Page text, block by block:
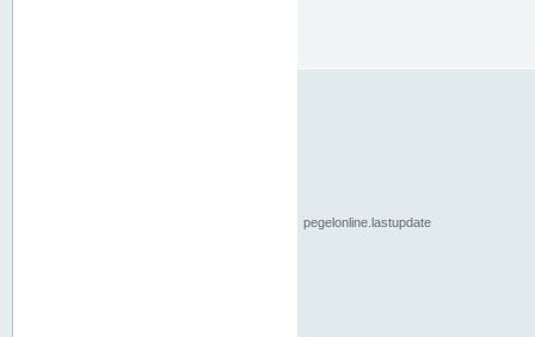
pegelonline.lastupdate